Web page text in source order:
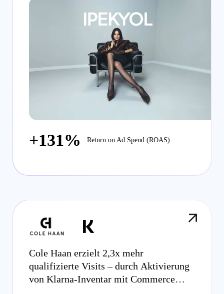
+131% Return on Ad Spend (ROAS)
Cole Haan erzielt 2,3x mehr
qualifizierte Visits – durch Aktivierung
von Klarna-Inventar mit Commerce